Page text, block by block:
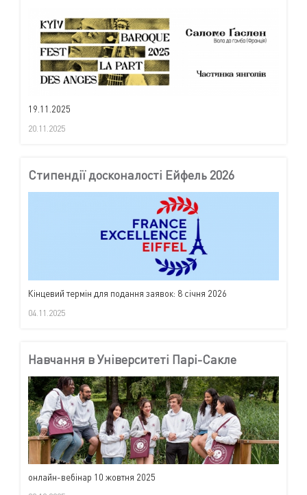
19.11.2025
20.11.2025
Стипендії досконалості Ейфель 2026
Кінцевий термін для подання заявок: 8 січня 2026
04.11.2025
Навчання в Університеті Парі-Сакле
онлайн-вебінар 10 жовтня 2025